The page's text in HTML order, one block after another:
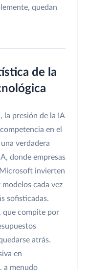
quedan
de la
la presión de la IA
en el
verdadera
donde empresas
invierten
cada vez
sofisticadas.
que compite por
atrás.
en
a menudo